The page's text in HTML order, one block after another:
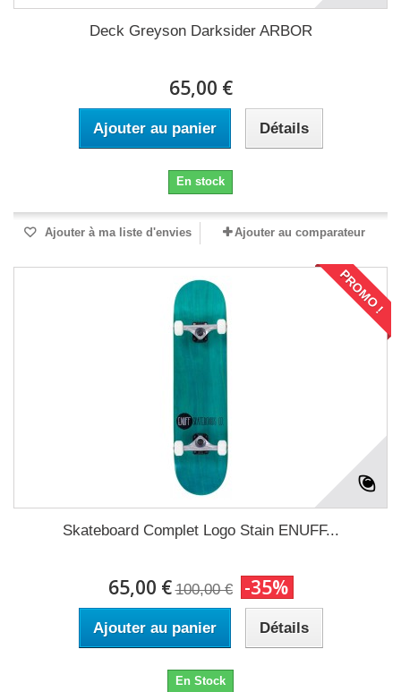
Deck Greyson Darksider ARBOR
65,00 €
Ajouter au panier Détails
En stock
Ajouter à ma liste d'envies Ajouter au comparateur
PROMO !
Skateboard Complet Logo Stain ENUFF...
65,00 € 100,00 € -35%
Ajouter au panier Détails
En Stock